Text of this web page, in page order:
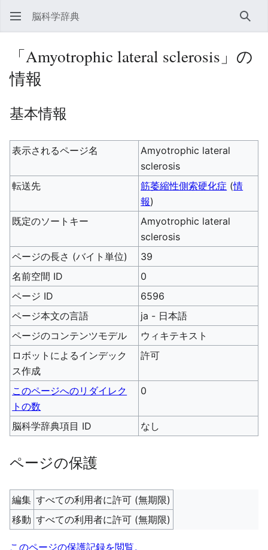
脳科学辞典 検索
「Amyotrophic lateral sclerosis」の
情報
基本情報
表示されるページ名
Amyotrophic lateral
sclerosis
転送先
筋萎縮性側索硬化症 (情
報)
既定のソートキー
Amyotrophic lateral
sclerosis
ページの長さ (バイト単位)
39
名前空間 ID
0
ページ ID
6596
ページ本文の言語
ja - 日本語
ページのコンテンツモデル
ウィキテキスト
ロボットによるインデック
ス作成
許可
このページへのリダイレク
トの数
0
脳科学辞典項目 ID なし
ページの保護
編集 すべての利用者に許可 (無期限)
移動 すべての利用者に許可 (無期限)
このページの保護記録を閲覧。